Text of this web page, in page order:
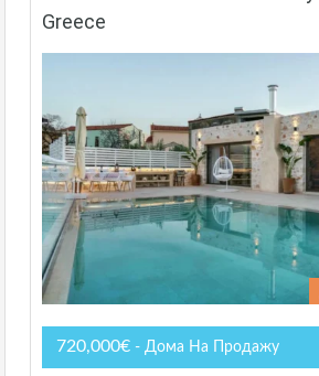
Greece
720,000€ - Дома На Продажу